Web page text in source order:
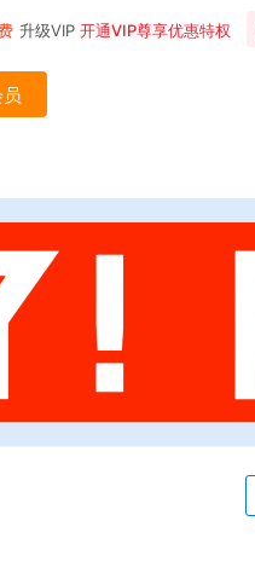
升级VIP 开通VIP尊享优惠特权